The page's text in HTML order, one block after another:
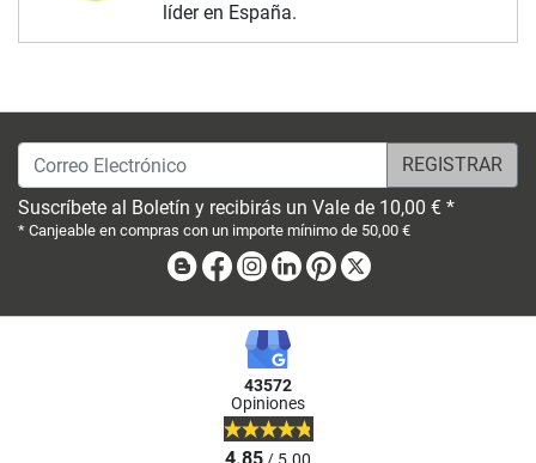
líder en España.
Correo Electrónico
Suscríbete al Boletín y recibirás un Vale de 10,00 € *
* Canjeable en compras con un importe mínimo de 50,00 €
BlogFacebook
Instagram
LinkedinPinterest
43572
Opiniones